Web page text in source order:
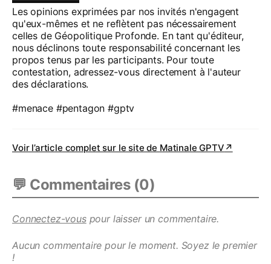
Les opinions exprimées par nos invités n'engagent
qu'eux-mêmes et ne reflètent pas nécessairement
celles de Géopolitique Profonde. En tant qu'éditeur,
nous déclinons toute responsabilité concernant les
propos tenus par les participants. Pour toute
contestation, adressez-vous directement à l'auteur
des déclarations.
#menace #pentagon #gptv
Voir l’article complet sur le site de Matinale GPTV ↗
💬 Commentaires (0)
Connectez-vouspour laisser un commentaire.
Aucun commentaire pour le moment. Soyez le premier
!